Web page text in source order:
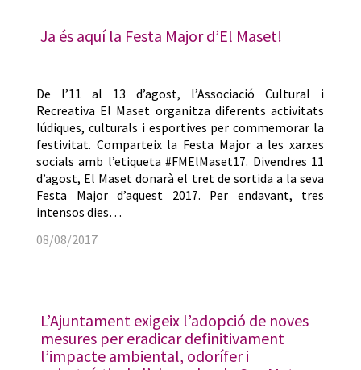
Ja és aquí la Festa Major d’El Maset!
De l’11 al 13 d’agost, l’Associació Cultural i
Recreativa El Maset organitza diferents activitats
lúdiques, culturals i esportives per commemorar la
festivitat. Comparteix la Festa Major a les xarxes
socials amb l’etiqueta #FMElMaset17. Divendres 11
d’agost, El Maset donarà el tret de sortida a la seva
Festa Major d’aquest 2017. Per endavant, tres
intensos dies…
08/08/2017
L’Ajuntament exigeix l’adopció de noves
mesures per eradicar definitivament
l’impacte ambiental, odorífer i